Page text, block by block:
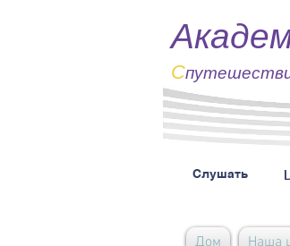
С
Слушать
Дом Наша